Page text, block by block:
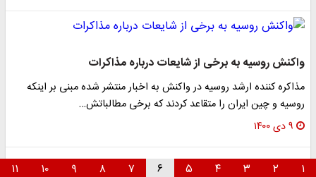
واکنش روسیه به برخی از شایعات درباره مذاکرات
مذاکره کننده ارشد روسیه در واکنش به اخبار منتشر شده مبنی بر اینکه
روسیه و چین ایران را متقاعد کردند که برخی مطالباتش…
۹ دی ۱۴۰۰
۱ ۲ ۳ ۴ ۵ ۶ ۷ ۸ ۹ ۱۰ ۱۱